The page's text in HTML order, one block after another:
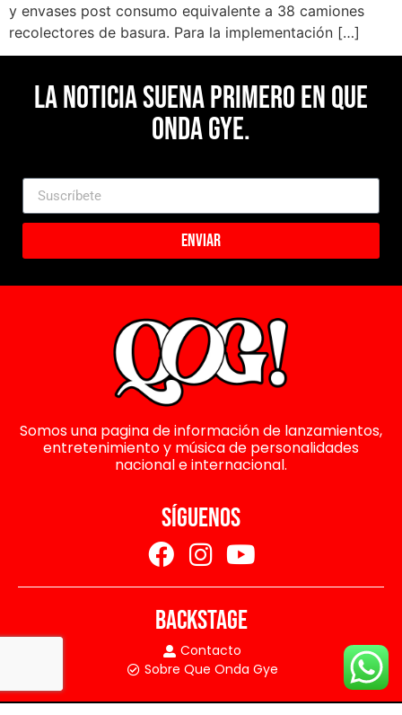
y envases post consumo equivalente a 38 camiones
recolectores de basura. Para la implementación […]
La noticia suena primero en Que
Onda Gye.
Enviar
Somos una pagina de información de lanzamientos,
entretenimiento y música de personalidades
nacional e internacional.
SÍGUENOS
BACKSTAGE
Contacto
Sobre Que Onda Gye